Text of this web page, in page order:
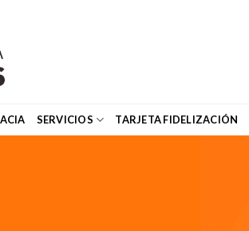
SERVICIOS TARJETA FIDELIZACIÓN